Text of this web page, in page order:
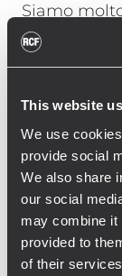
This website
We use
provide social
We also share
our social
may combine it
provided to
of their
Siamo
sistema e
sempre
GTX 12 per
GTX 12
nuovissimi
XPS 16K è
mercato
da ben 16
in grandi